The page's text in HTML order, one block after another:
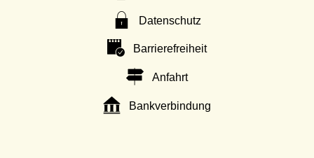
Datenschutz
Barrierefreiheit
Anfahrt
Bankverbindung